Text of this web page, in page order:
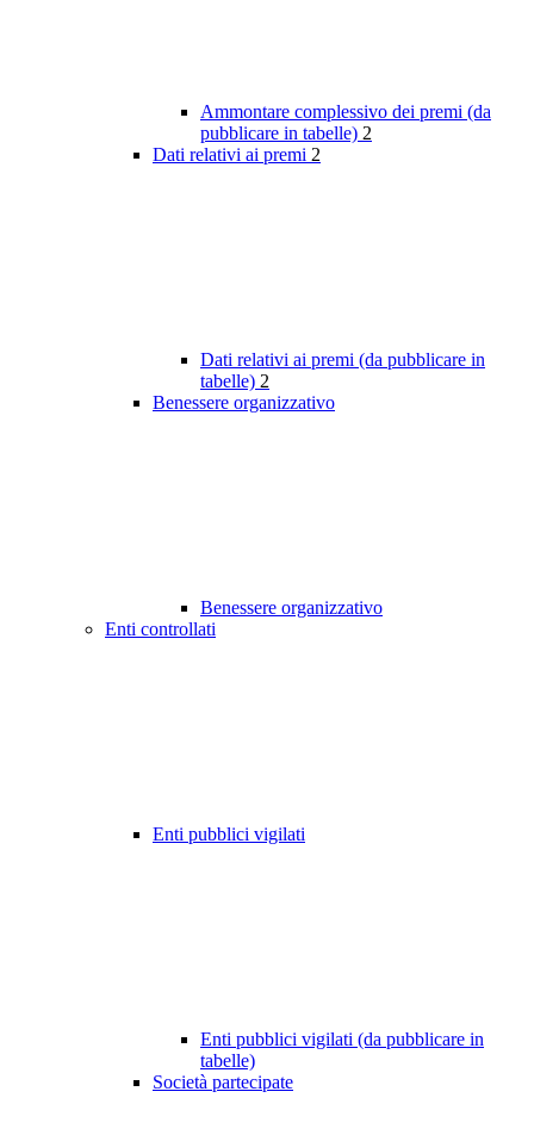
Ammontare complessivo dei premi (da
pubblicare in tabelle) 2
Dati relativi ai premi 2
Dati relativi ai premi (da pubblicare in
tabelle) 2
Benessere organizzativo
Benessere organizzativo
Enti controllati
Enti pubblici vigilati
Enti pubblici vigilati (da pubblicare in
tabelle)
Società partecipate